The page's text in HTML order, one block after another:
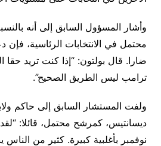
وأشار المسؤول السابق إلى أنه
محتمل في الانتخابات الرئاسية،
ضارا. قال بولتون: “إذا كنت تريد حقا
ترامب ليس الطريق الصحيح”.
ولفت المستشار السابق إلى حاكم
نوفمبر بأغلبية كبيرة. كثير من الناس